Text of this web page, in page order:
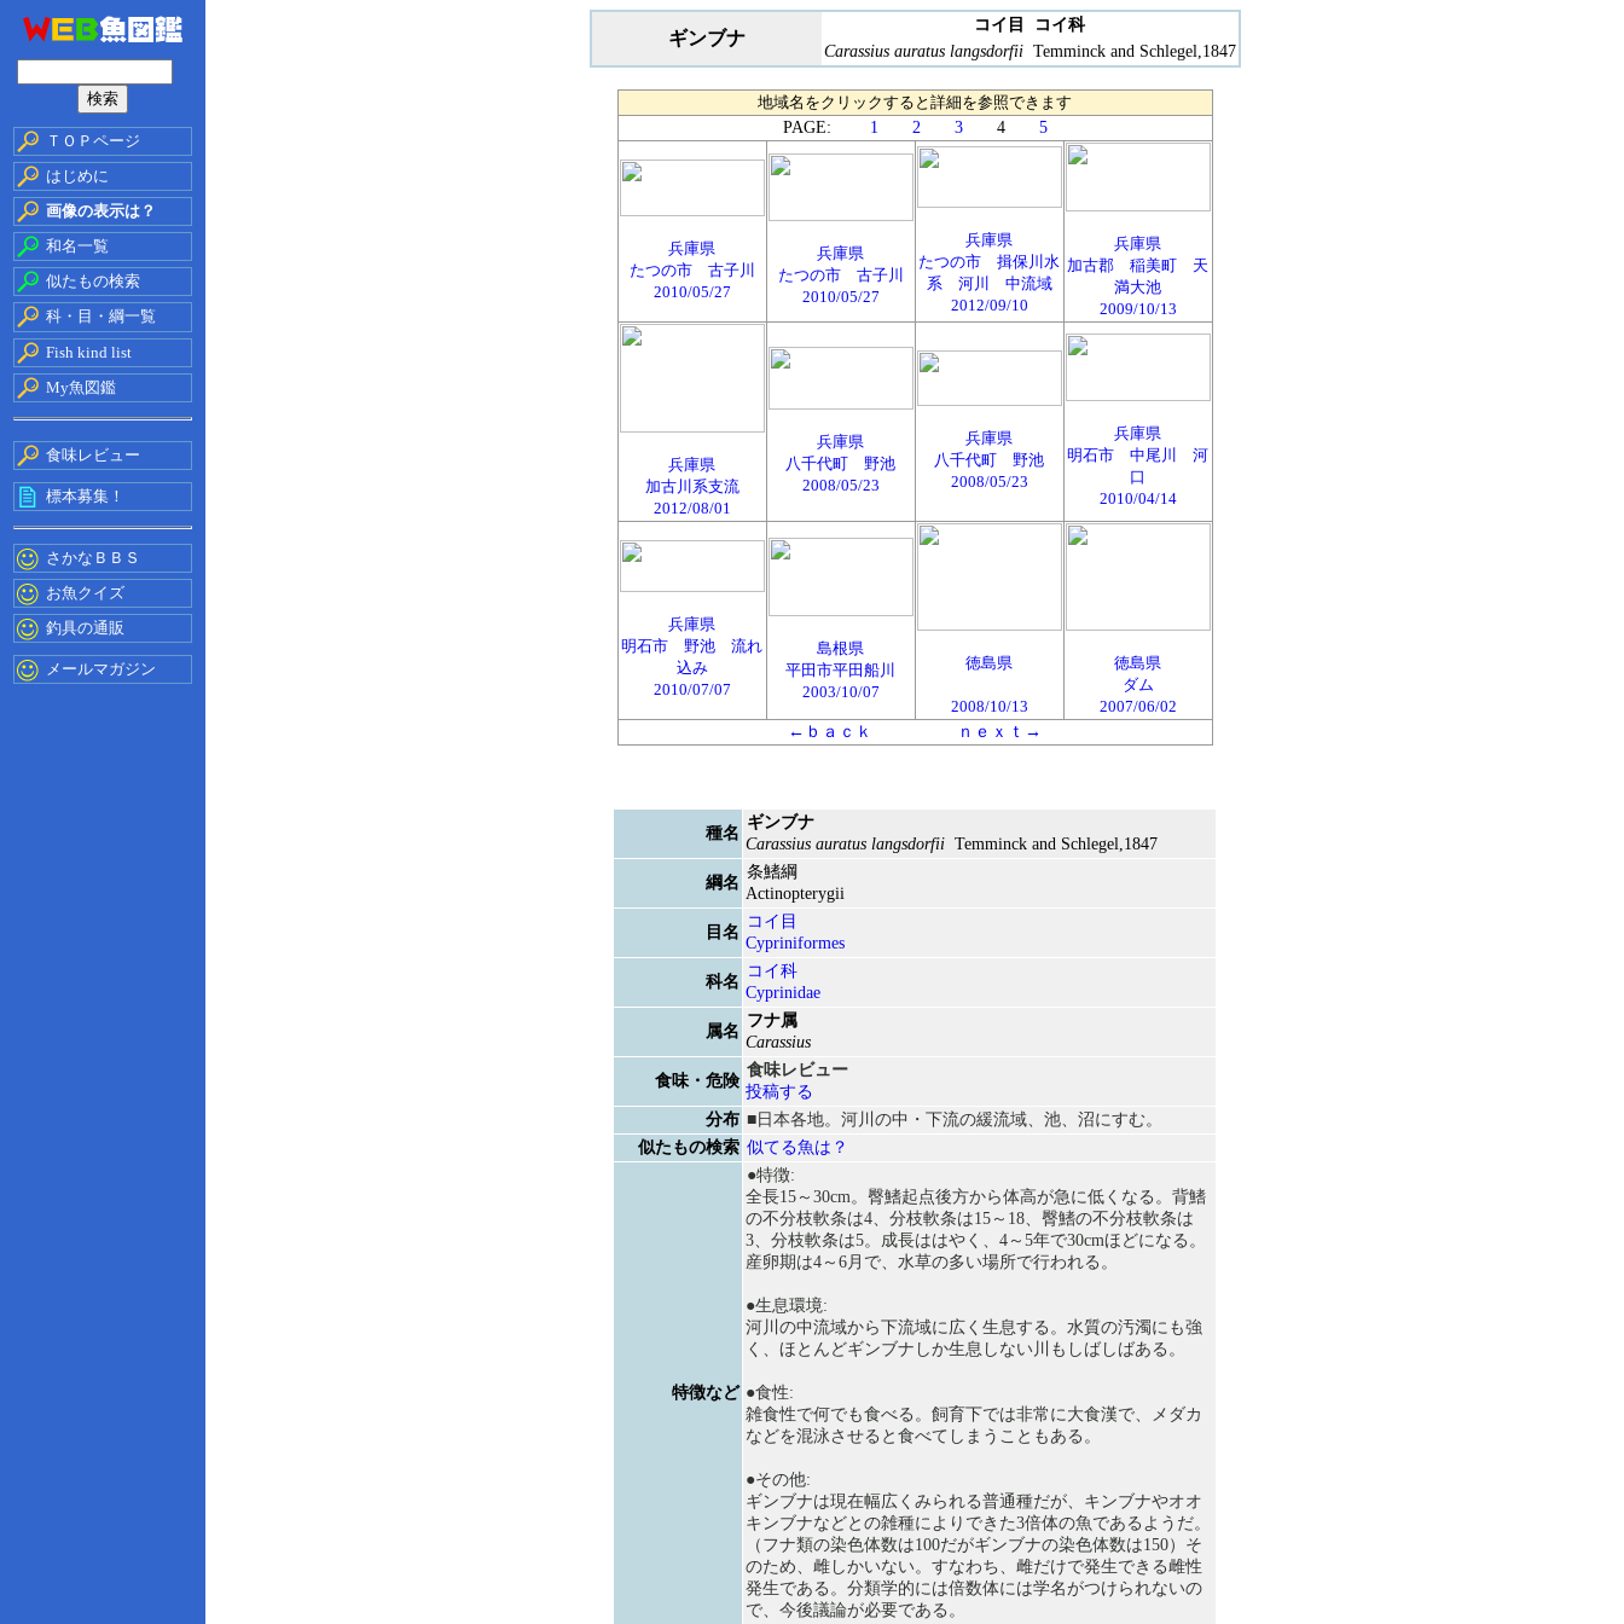
ＴＯＰページ
はじめに
画像の表示は？
和名一覧
似たもの検索
科・目・綱一覧
Fish kind list
My魚図鑑
食味レビュー
標本募集！
さかなＢＢＳ
お魚クイズ
釣具の通販
メールマガジン
ギンブナ
コイ目 コイ科
Carassius auratus langsdorfiiTemminck and Schlegel,1847
地域名をクリックすると詳細を参照できます
PAGE: 1 2 34 5
兵庫県
たつの市 古子川
2010/05/27
兵庫県
たつの市 古子川
2010/05/27
兵庫県
たつの市 揖保川水
系 河川 中流域
2012/09/10
兵庫県
加古郡 稲美町 天
満大池
2009/10/13
兵庫県
加古川系支流
2012/08/01
兵庫県
八千代町 野池
2008/05/23
兵庫県
八千代町 野池
2008/05/23
兵庫県
明石市 中尾川 河
口
2010/04/14
兵庫県
明石市 野池 流れ
込み
2010/07/07
島根県
平田市平田船川
2003/10/07
徳島県
2008/10/13
徳島県
ダム
2007/06/02
←ｂａｃｋ
ｎｅｘｔ→
種名
ギンブナ
Carassius auratus langsdorfii Temminck and Schlegel,1847
綱名
条鰭綱
Actinopterygii
目名
コイ目
Cypriniformes
科名
コイ科
Cyprinidae
属名
フナ属
Carassius
食味・危険
食味レビュー
投稿する
分布 ■日本各地。河川の中・下流の緩流域、池、沼にすむ。
似たもの検索 似てる魚は？
特徴など
●特徴:
全長15～30cm。臀鰭起点後方から体高が急に低くなる。背鰭
の不分枝軟条は4、分枝軟条は15～18、臀鰭の不分枝軟条は
3、分枝軟条は5。成長ははやく、4～5年で30cmほどになる。
産卵期は4～6月で、水草の多い場所で行われる。
●生息環境:
河川の中流域から下流域に広く生息する。水質の汚濁にも強
く、ほとんどギンブナしか生息しない川もしばしばある。
●食性:
雑食性で何でも食べる。飼育下では非常に大食漢で、メダカ
などを混泳させると食べてしまうこともある。
●その他:
ギンブナは現在幅広くみられる普通種だが、キンブナやオオ
キンブナなどとの雑種によりできた3倍体の魚であるようだ。
（フナ類の染色体数は100だがギンブナの染色体数は150）そ
のため、雌しかいない。すなわち、雌だけで発生できる雌性
発生である。分類学的には倍数体には学名がつけられないの
で、今後議論が必要である。